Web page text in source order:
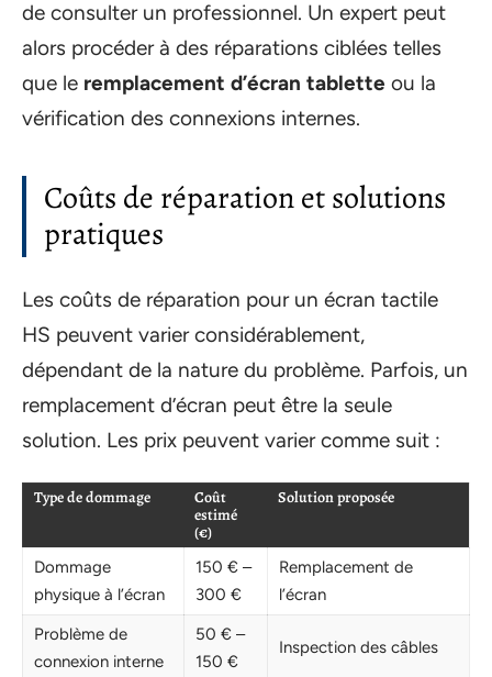
de consulter un professionnel. Un expert peut
alors procéder à des réparations ciblées telles
que le remplacement d’écran tablette ou la
vérification des connexions internes.
Coûts de réparation et solutions
pratiques
Les coûts de réparation pour un écran tactile
HS peuvent varier considérablement,
dépendant de la nature du problème. Parfois, un
remplacement d’écran peut être la seule
solution. Les prix peuvent varier comme suit :
Type de dommage
Coût
estimé
(€)
Solution proposée
Dommage
physique à l’écran
150 € –
300 €
Remplacement de
l’écran
Problème de
connexion interne
50 € –
150 €
Inspection des câbles